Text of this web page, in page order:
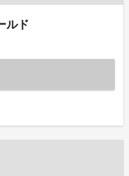
ルド